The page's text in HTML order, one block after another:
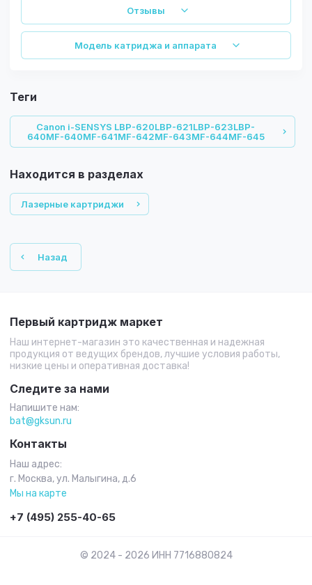
Отзывы
Модель катриджа и аппарата
теги
Canon i-SENSYS LBP-620LBP-621LBP-623LBP-
640MF-640MF-641MF-642MF-643MF-644MF-645
Находится в разделах
Лазерные картриджи
Назад
Первый картридж маркет
Наш интернет-магазин это качественная и надежная
продукция от ведущих брендов, лучшие условия работы,
низкие цены и оперативная доставка!
Следите за нами
Напишите нам:
bat@gksun.ru
Контакты
Наш адрес:
г. Москва, ул. Малыгина, д.6
Мы на карте
+7 (495) 255-40-65
© 2024 - 2026 ИНН 7716880824